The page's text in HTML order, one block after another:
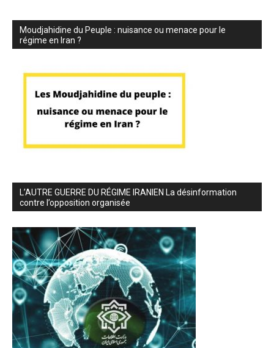
Moudjahidine du Peuple : nuisance ou menace pour le
régime en Iran ?
L’AUTRE GUERRE DU RÉGIME IRANIEN La désinformation
contre l’opposition organisée